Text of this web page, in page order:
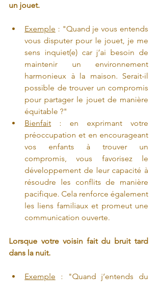
un jouet.
Exemple : "Quand je vous entends
vous disputer pour le jouet, je me
sens inquiet(e) car j’ai besoin de
maintenir un environnement
harmonieux à la maison. Serait-il
possible de trouver un compromis
pour partager le jouet de manière
équitable ?"
Bienfait : en exprimant votre
préoccupation et en encourageant
vos enfants à trouver un
compromis, vous favorisez le
développement de leur capacité à
résoudre les conflits de manière
pacifique. Cela renforce également
les liens familiaux et promeut une
communication ouverte.
Lorsque votre voisin fait du bruit tard
dans la nuit.
Exemple : "Quand j’entends du